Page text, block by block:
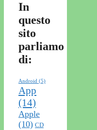
In
questo
sito
parliamo
di:
Android (5)
App
(14)
Apple
(10) CD